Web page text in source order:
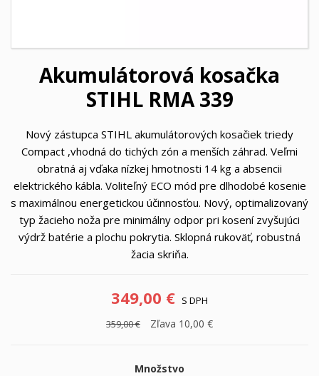
Akumulátorová kosačka
STIHL RMA 339
Nový zástupca STIHL akumulátorových kosačiek triedy
Compact ,vhodná do tichých zón a menších záhrad. Veľmi
obratná aj vďaka nízkej hmotnosti 14 kg a absencii
elektrického kábla. Voliteľný ECO mód pre dlhodobé kosenie
s maximálnou energetickou účinnosťou. Nový, optimalizovaný
typ žacieho noža pre minimálny odpor pri kosení zvyšujúci
výdrž batérie a plochu pokrytia. Sklopná rukoväť, robustná
žacia skriňa.
349,00 € S DPH
359,00 €
Zľava 10,00 €
Množstvo